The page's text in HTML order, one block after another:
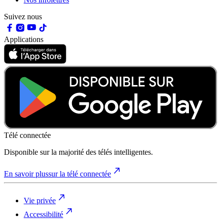
Suivez nous
Applications
Télé connectée
Disponible sur la majorité des télés intelligentes.
En savoir plussur la télé connectée
Vie privée
Accessibilité